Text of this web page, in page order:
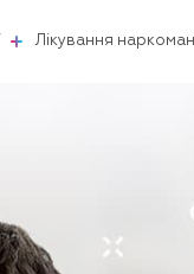
Лікування